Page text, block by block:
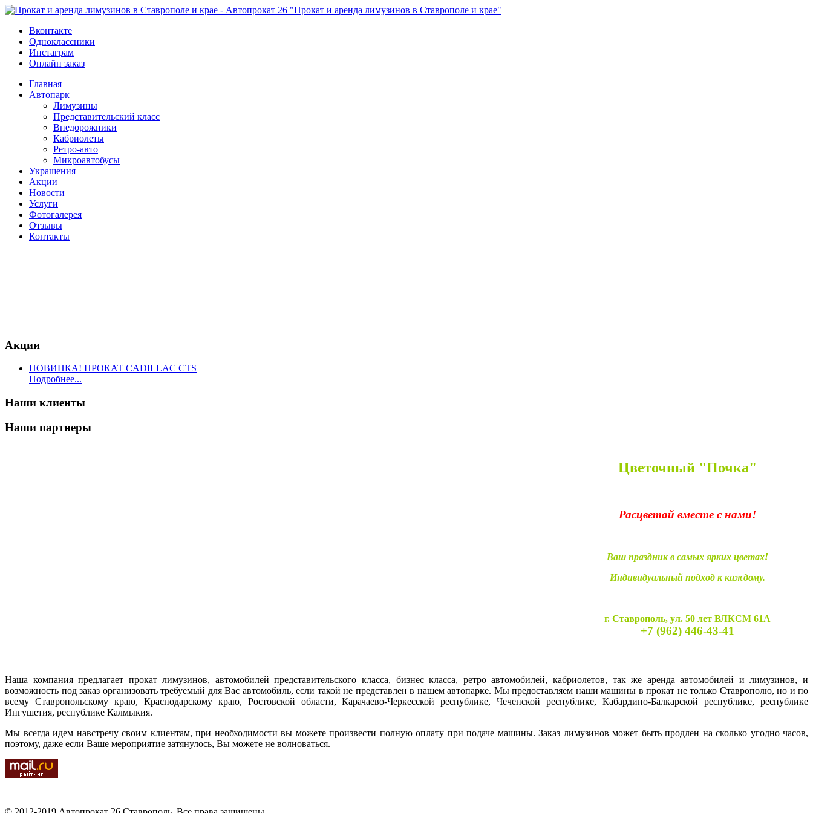
"Прокат и аренда лимузинов в Ставрополе и крае"
Вконтакте
Одноклассники
Инстаграм
Онлайн заказ
Главная
Автопарк
Лимузины
Представительский класс
Внедорожники
Кабриолеты
Ретро-авто
Микроавтобусы
Украшения
Акции
Новости
Услуги
Фотогалерея
Отзывы
­Контакты
Акции
НОВИНКА! ПРОКАТ CADILLAC CTS
Подробнее...
Наши клиенты
Наши партнеры
Цветочный "Почка"
Расцветай вместе с нами!
Ваш праздник в самых ярких цветах!
Индивидуальный подход к каждому.
г. Ставрополь, ул. 50 лет ВЛКСМ 61А
+7 (962) 446-43-41
Наша компания предлагает прокат лимузинов, автомобилей представительского класса, бизнес класса, ретро автомобилей, кабриолетов, так же аренда автомобилей и лимузинов, и
возможность под заказ организовать требуемый для Вас автомобиль, если такой не представлен в нашем автопарке. Мы предоставляем наши машины в прокат не только Ставрополю, но и по
всему Ставропольскому краю, Краснодарскому краю, Ростовской области, Карачаево-Черкесской республике, Чеченской республике, Кабардино-Балкарской республике, республике
Ингушетия, республике Калмыкия.
Мы всегда идем навстречу своим клиентам, при необходимости вы можете произвести полную оплату при подаче машины. Заказ лимузинов может быть продлен на сколько угодно часов,
поэтому, даже если Ваше мероприятие затянулось, Вы можете не волноваться.